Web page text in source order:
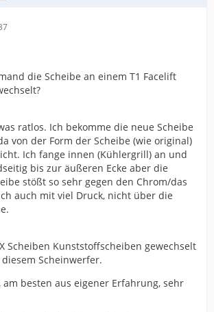
die Scheibe an einem T1 Facelift
ratlos. Ich bekomme die neue Scheibe
von der Form der Scheibe (wie original)
Ich fange innen (Kühlergrill) an und
bis zur äußeren Ecke aber die
stößt so sehr gegen den Chrom/das
auch mit viel Druck, nicht über die
Scheiben Kunststoffscheiben gewechselt
Scheinwerfer.
besten aus eigener Erfahrung, sehr